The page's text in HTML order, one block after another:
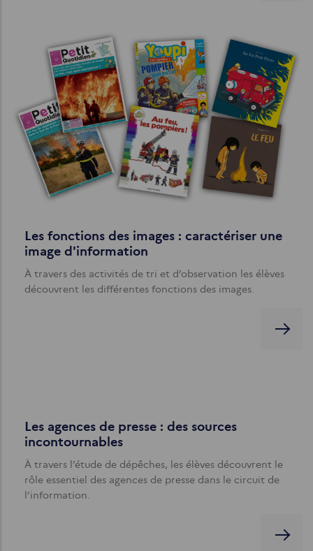
Les fonctions des images : caractériser une
image d'information
À travers des activités de tri et d’observation les élèves
découvrent les différentes fonctions des images.
Les agences de presse : des sources
incontournables
À travers l’étude de dépêches, les élèves découvrent le
rôle essentiel des agences de presse dans le circuit de
l’information.